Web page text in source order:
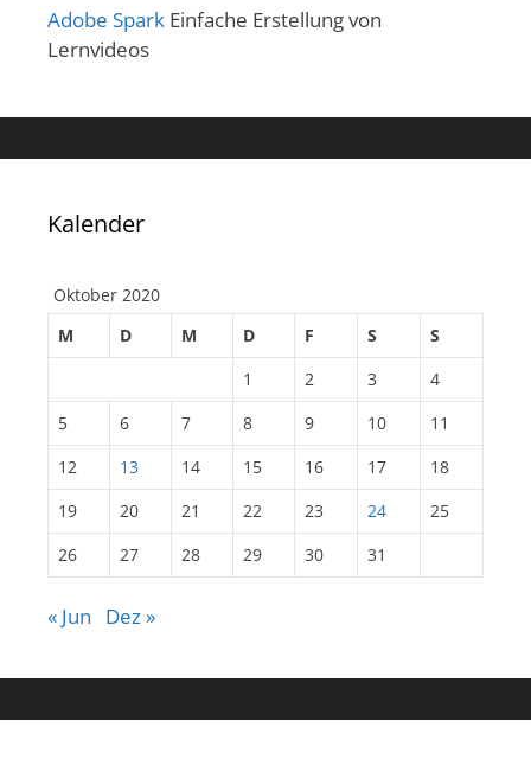
Adobe Spark Einfache Erstellung von
Lernvideos
Kalender
Oktober 2020
M
D M D F S
S
1
2 3
4
5
6 7 8 9 10
11
12
13 14 15 16 17
18
19
20 21 22 23 24
25
26
27 28 29 30 31
« Jun Dez »